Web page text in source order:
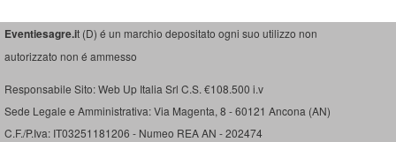
Eventiesagre.it (D) é un marchio depositato ogni suo utilizzo non
autorizzato non é ammesso
Responsabile Sito: Web Up Italia Srl C.S. €108.500 i.v
Sede Legale e Amministrativa: Via Magenta, 8 - 60121 Ancona (AN)
C.F./P.Iva: IT03251181206 - Numeo REA AN - 202474